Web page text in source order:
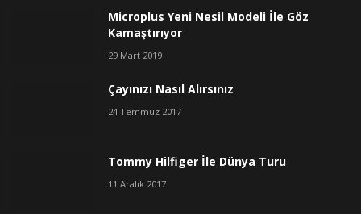
Microplus Yeni Nesil Modeli İle Göz
Kamaştırıyor
29 Mart 2019
Çayınızı Nasıl Alırsınız
24 Temmuz 2017
Tommy Hilfiger İle Dünya Turu
11 Aralık 2017